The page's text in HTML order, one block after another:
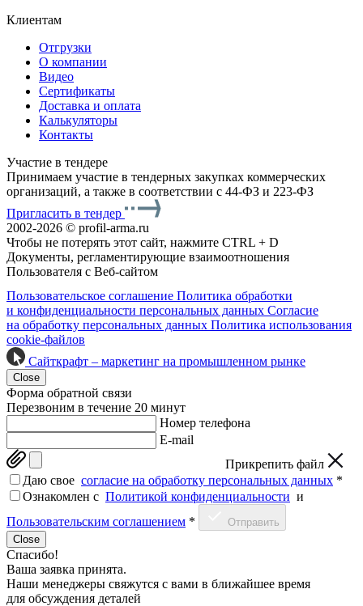
Клиентам
Отгрузки
О компании
Видео
Сертификаты
Доставка и оплата
Калькуляторы
Контакты
Участие в тендере
Принимаем участие в тендерных закупках коммерческих
организаций, а также в соответствии с 44-ФЗ и 223-ФЗ
Пригласить в тендер
2002-2026 © profil-arma.ru
Чтобы не потерять этот сайт, нажмите CTRL + D
Документы, регламентирующие взаимоотношения
Пользователя с Веб-сайтом
Пользовательское соглашение Политика обработки
и конфиденциальности персональных данных Согласие
на обработку персональных данных Политика использования
cookie-файлов
Сайткрафт – маркетинг на промышленном рынке
Close
Форма обратной связи
Перезвоним в течение 20 минут
Номер телефона
E-mail
Прикрепить файл
Даю свое согласие на обработку персональных данных *
Ознакомлен c Политикой конфиденциальности и
Пользовательским соглашением *
Отправить
Close
Спасибо!
Ваша заявка принята.
Наши менеджеры свяжутся с вами в ближайшее время
для обсуждения деталей